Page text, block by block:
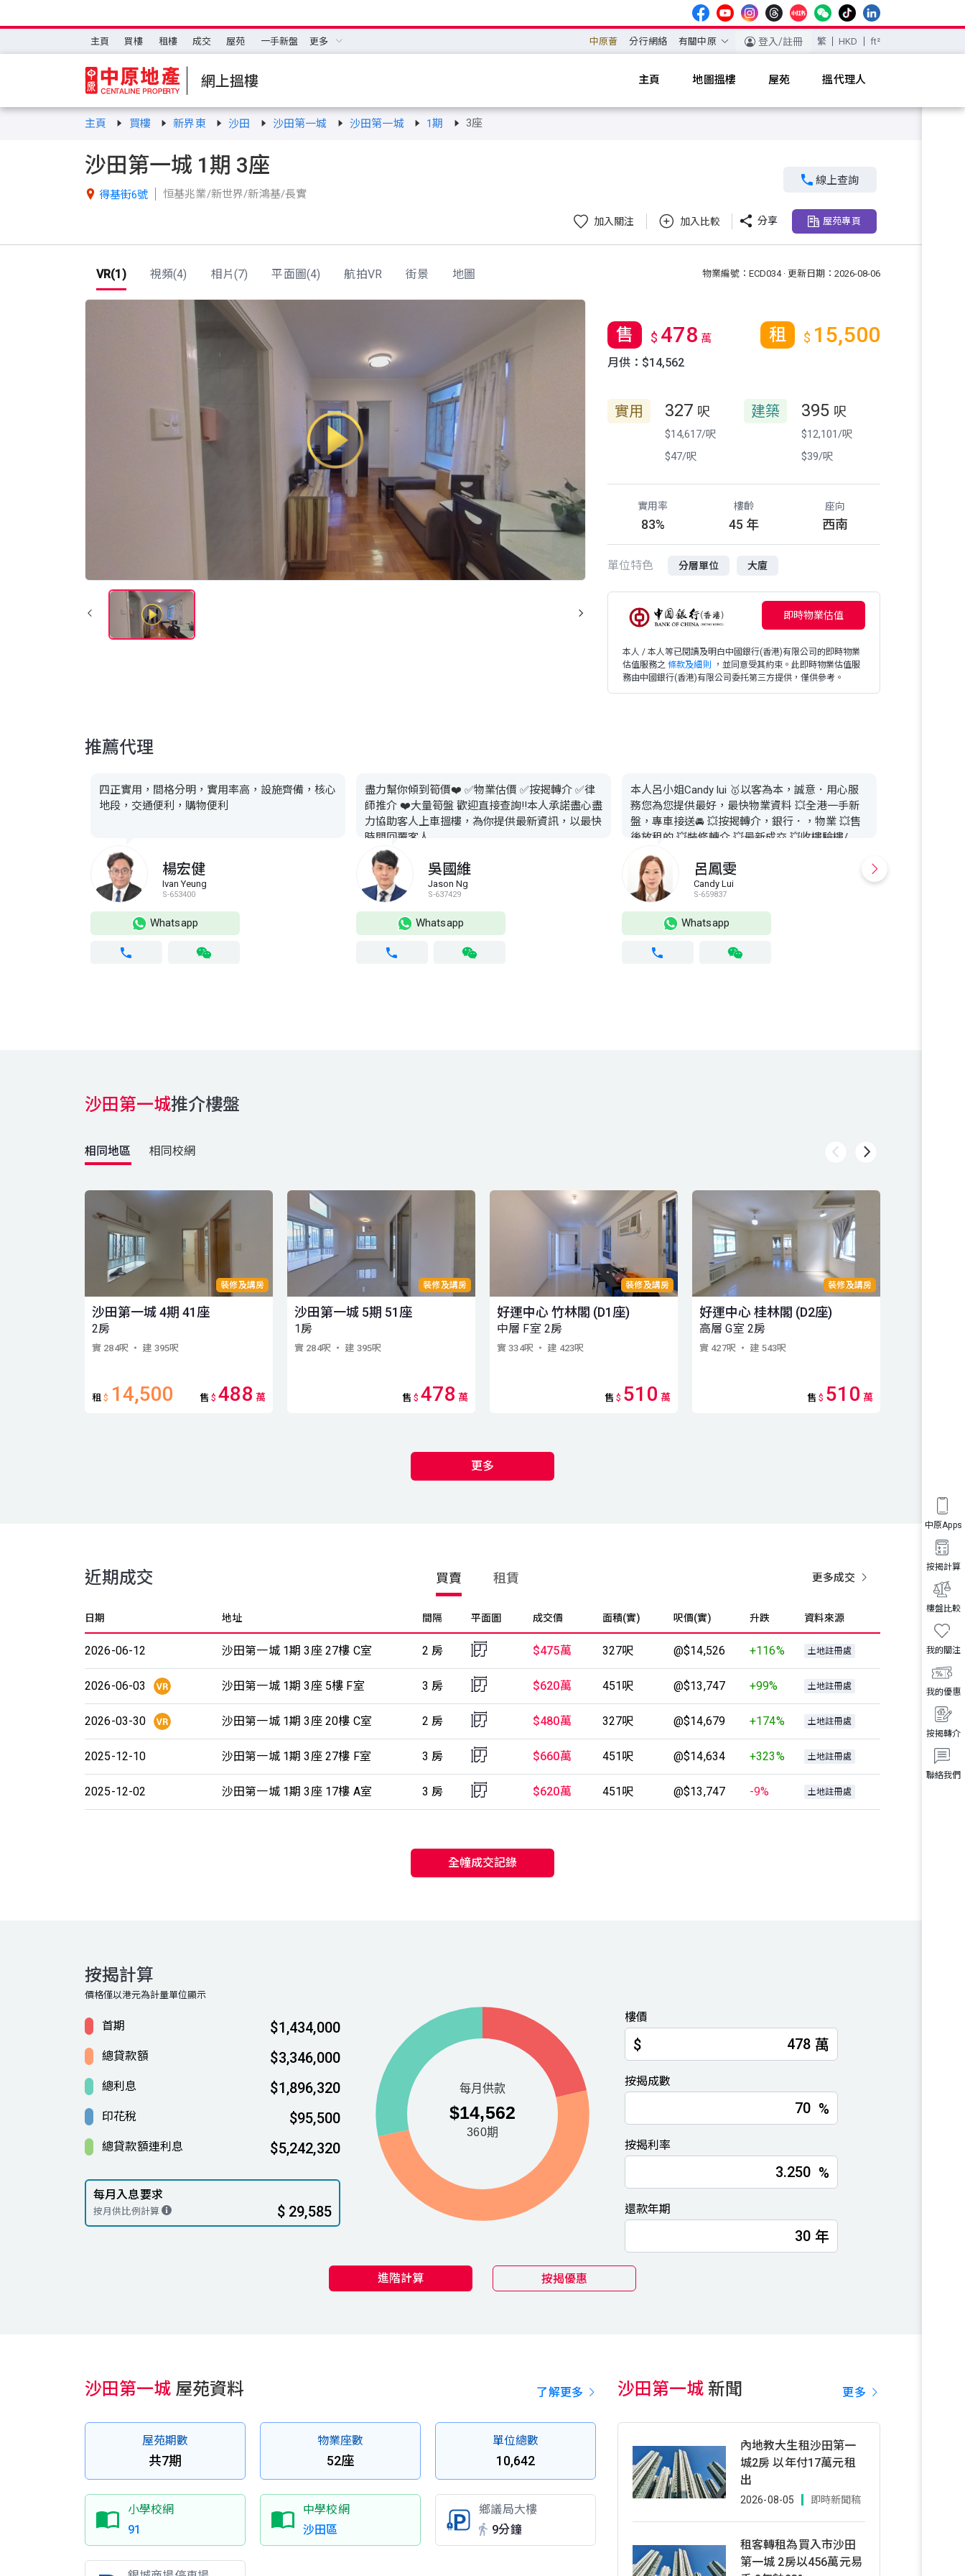
主頁 買樓 租樓 成交 屋苑 一手新盤 更多 中原薈 分行網絡 有關中原 登入/註冊 繁 HKD ft²
網上搵樓 主頁 地圖搵樓 屋苑 搵代理人
聯絡我們
按揭轉介
我的優惠
我的關注
樓盤比較
按揭計算
中原Apps
主頁 買樓 新界東 沙田 沙田第一城 沙田第一城 1期 3座
沙田第一城 1期 3座
 得基街6號 恒基兆業/新世界/新鴻基/長實
 線上查詢
加入關注 加入比較  分享 屋苑專頁
VR(1) 視頻(4) 相片(7) 平面圖(4) 航拍VR 街景 地圖 物業編號：ECD034 · 更新日期：2026-08-06
售 $ 478 萬 租 $ 15,500
月供：$14,562
實用 327 呎
$14,617/呎
$47/呎
建築 395 呎
$12,101/呎
$39/呎
實用率
83%
樓齡
45 年
座向
西南
單位特色 分層單位 大廈
即時物業估值
本人 / 本人等已閱讀及明白中國銀行(香港)有限公司的即時物業
估值服務之 條款及細則
，並同意受其約束。此即時物業估值服
務由中國銀行(香港)有限公司委托第三方提供，僅供參考。
推薦代理
四正實用，間格分明，實用率高，設施齊備，核心
地段，交通便利，購物便利
楊宏健
Ivan Yeung
S-653400
Whatsapp
盡力幫你傾到筍價❤️ ✅️物業估價 ✅️按揭轉介 ✅️律
師推介 ❤️大量筍盤 歡迎直接查詢‼️本人承諾盡心盡
力協助客人上車搵樓，為你提供最新資訊，以最快
時間回覆客人
吳國維
Jason Ng
S-637429
Whatsapp
本人呂小姐Candy lui 🥇以客為本，誠意．用心服
務您為您提供最好，最快物業資料 💥全港一手新
盤，專車接送🚘 💥按揭轉介，銀行．，物業 💥售
後放租的 💥裝修轉介 💥最新成交 💥收樓驗樓/
水、在，電、煤、差餉地租轉名 「保證實盤」有
票一定竭盡全力幫你傾平啲
呂鳳雯
Candy Lui
S-659837
Whatsapp
沙田第一城推介樓盤
相同地區 相同校網
裝修及講房
沙田第一城 4期 41座
2房
實 284呎 ・ 建 395呎
售 $488 萬
租 $ 14,500
裝修及講房
沙田第一城 5期 51座
1房
實 284呎 ・ 建 395呎
售 $478 萬
裝修及講房
好運中心 竹林閣 (D1座)
中層 F室 2房
實 334呎 ・ 建 423呎
售 $ 510 萬
裝修及講房
好運中心 桂林閣 (D2座)
高層 G室 2房
實 427呎 ・ 建 543呎
售 $ 510 萬
更多
近期成交 買賣 租賃 更多成交
日期 地址 間隔 平面圖 成交價 面積(實) 呎價(實) 升跌 資料來源
2026-06-12 沙田第一城 1期 3座 27樓 C室 2 房 $475萬 327呎 @$14,526 +116% 土地註冊處
2026-06-03 沙田第一城 1期 3座 5樓 F室 3 房 $620萬 451呎 @$13,747 +99% 土地註冊處
2026-03-30 沙田第一城 1期 3座 20樓 C室 2 房 $480萬 327呎 @$14,679 +174% 土地註冊處
2025-12-10 沙田第一城 1期 3座 27樓 F室 3 房 $660萬 451呎 @$14,634 +323% 土地註冊處
2025-12-02 沙田第一城 1期 3座 17樓 A室 3 房 $620萬 451呎 @$13,747 -9% 土地註冊處
全幢成交記錄
按揭計算
價格僅以港元為計量單位顯示
首期 $1,434,000
總貸款額 $3,346,000
總利息 $1,896,320
印花稅 $95,500
總貸款額連利息 $5,242,320
每月入息要求
按月供比例計算 $ 29,585
樓價
$ 萬
按揭成數
%
按揭利率
%
還款年期
年
進階計算 按揭優惠
沙田第一城 屋苑資料 了解更多
屋苑期數
共7期
物業座數
52座
單位總數
10,642
小學校網
91
中學校網
沙田區
鄉議局大樓
9分鐘
沙田第一城 新聞 更多
內地教大生租沙田第一
城2房 以年付17萬元租
出
2026-08-05 即時新聞稿
租客轉租為買入市沙田
第一城 2房以456萬元易